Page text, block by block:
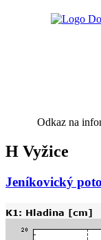
Odkaz na
H Vyžice
Jeníkovický